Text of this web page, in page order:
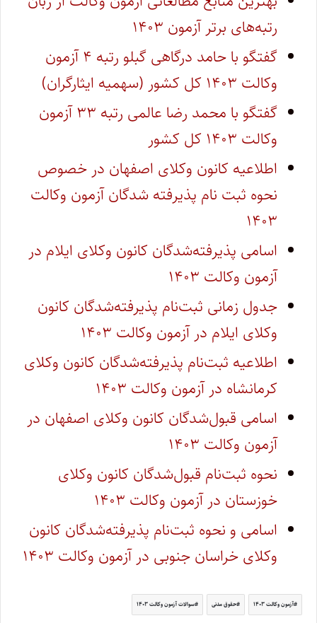
رتبه‌های برتر آزمون ۱۴۰۳
گفتگو با حامد درگاهی گبلو رتبه ۴ آزمون
وکالت ۱۴۰۳ کل کشور (سهمیه ایثارگران)
گفتگو با محمد رضا عالمی رتبه ۳۳ آزمون
وکالت ۱۴۰۳ کل کشور
اطلاعیه کانون وکلای اصفهان در خصوص
نحوه ثبت نام پذیرفته شدگان آزمون وکالت
۱۴۰۳
اسامی پذیرفته‌شدگان کانون وکلای ایلام در
آزمون وکالت ۱۴۰۳
جدول زمانی ثبت‌نام پذیرفته‌شدگان کانون
وکلای ایلام در آزمون وکالت ۱۴۰۳
اطلاعیه ثبت‌نام پذیرفته‌شدگان کانون وکلای
کرمانشاه در آزمون وکالت ۱۴۰۳
اسامی قبول‌شدگان کانون وکلای اصفهان در
آزمون وکالت ۱۴۰۳
نحوه ثبت‌نام قبول‌شدگان کانون وکلای
خوزستان در آزمون وکالت ۱۴۰۳
اسامی و نحوه ثبت‌نام پذیرفته‌شدگان کانون
وکلای خراسان جنوبی در آزمون وکالت ۱۴۰۳
آزمون وکالت ۱۴۰۳ حقوق مدنی سوالات آزمون وکالت ۱۴۰۳